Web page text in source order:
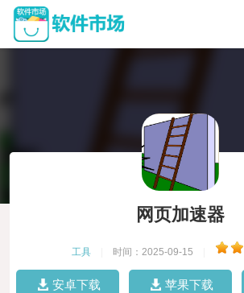
网页加速器
工具 时间：2025-09-15
安卓下载 苹果下载